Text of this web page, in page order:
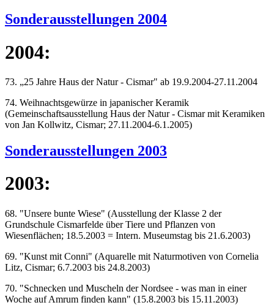
Sonderausstellungen 2004
2004:
73. „25 Jahre Haus der Natur - Cismar" ab 19.9.2004-27.11.2004
74. Weihnachtsgewürze in japanischer Keramik
(Gemeinschaftsausstellung Haus der Natur - Cismar mit Keramiken
von Jan Kollwitz, Cismar; 27.11.2004-6.1.2005)
Sonderausstellungen 2003
2003:
68. "Unsere bunte Wiese" (Ausstellung der Klasse 2 der
Grundschule Cismarfelde über Tiere und Pflanzen von
Wiesenflächen; 18.5.2003 = Intern. Museumstag bis 21.6.2003)
69. "Kunst mit Conni" (Aquarelle mit Naturmotiven von Cornelia
Litz, Cismar; 6.7.2003 bis 24.8.2003)
70. "Schnecken und Muscheln der Nordsee - was man in einer
Woche auf Amrum finden kann" (15.8.2003 bis 15.11.2003)